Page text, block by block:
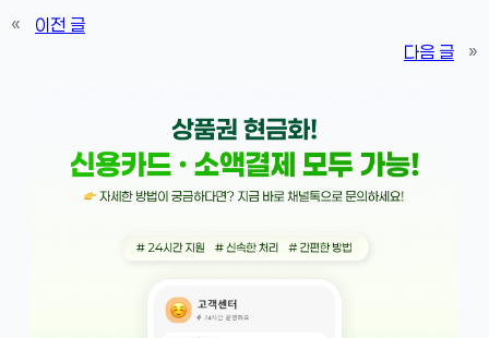
«
이전 글
다음 글
»